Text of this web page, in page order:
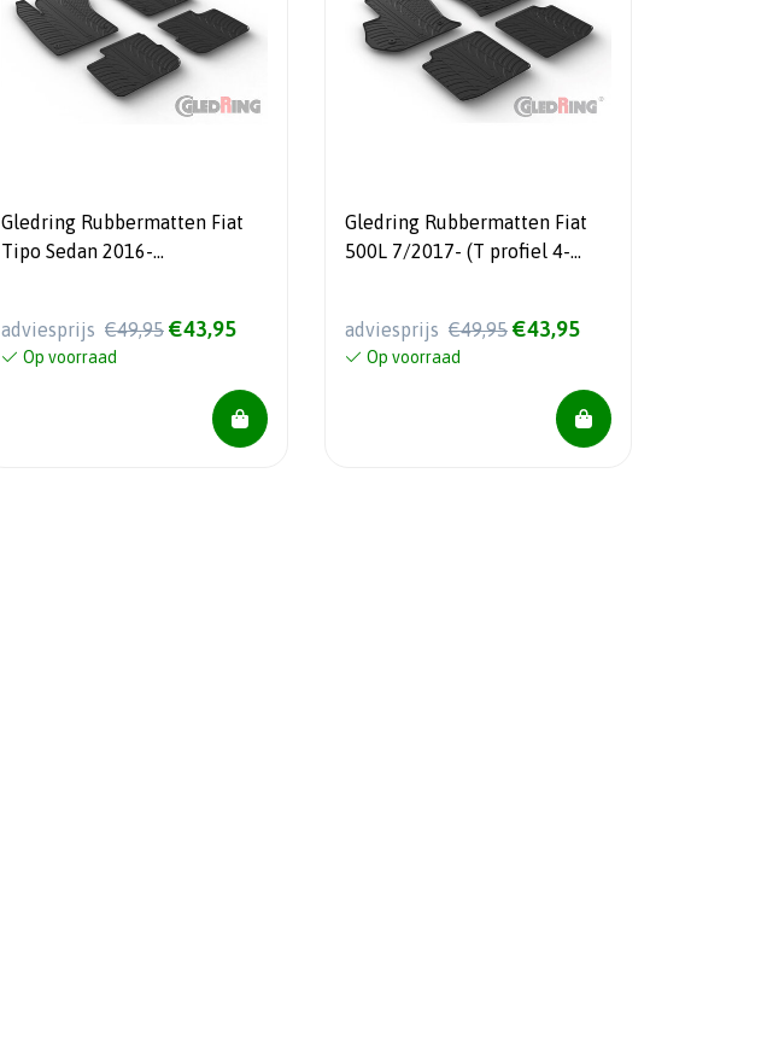
Gledring Rubbermatten Fiat
Tipo Sedan 2016-
adviesprijs €49,95 €43,95
Op voorraad
Gledring Rubbermatten Fiat
500L 7/2017- (T profiel 4-
adviesprijs €49,95 €43,95
Op voorraad